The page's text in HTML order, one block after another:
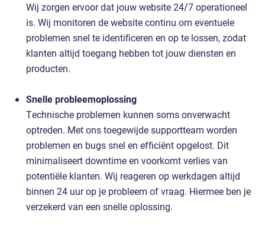
Wij zorgen ervoor dat jouw website 24/7 operationeel
is. Wij monitoren de website continu om eventuele
problemen snel te identificeren en op te lossen, zodat
klanten altijd toegang hebben tot jouw diensten en
producten.
Snelle probleemoplossing
Technische problemen kunnen soms onverwacht
optreden. Met ons toegewijde supportteam worden
problemen en bugs snel en efficiënt opgelost. Dit
minimaliseert downtime en voorkomt verlies van
potentiële klanten. Wij reageren op werkdagen altijd
binnen 24 uur op je probleem of vraag. Hiermee ben je
verzekerd van een snelle oplossing.